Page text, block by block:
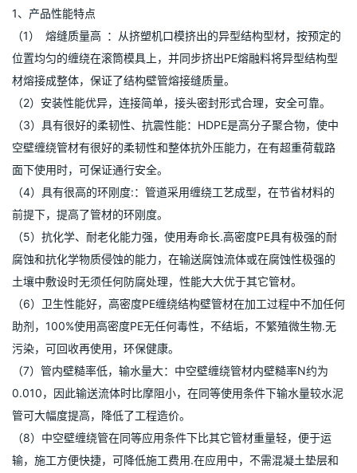
1、产品性能特点
（1） 熔缝质量高 ：从挤塑机口模挤出的异型结构型材，按预定的
位置均匀的缠绕在滚筒模具上，并同步挤出PE熔融料将异型结构型
材熔接成整体，保证了结构壁管熔接缝质量。
（2）安装性能优异，连接简单，接头密封形式合理，安全可靠。
（3）具有很好的柔韧性、抗震性能：HDPE是高分子聚合物，使中
空壁缠绕管材有很好的柔韧性和整体抗外压能力，在有超重荷载路
面下使用时，可保证通行安全。
（4）具有很高的环刚度:：管道采用缠绕工艺成型，在节省材料的
前提下，提高了管材的环刚度。
（5）抗化学、耐老化能力强，使用寿命长.高密度PE具有极强的耐
腐蚀和抗化学物质侵蚀的能力，在输送腐蚀流体或在腐蚀性极强的
土壤中敷设时无须任何防腐处理，性能大大优于其它管材。
（6）卫生性能好，高密度PE缠绕结构壁管材在加工过程中不加任何
助剂，100%使用高密度PE无任何毒性，不结垢，不繁殖微生物.无
污染，可回收再使用，环保健康。
（7）管内壁糙率低，输水量大：中空壁缠绕管材内壁糙率N约为
0.010，因此输送流体时比摩阻小，在同等使用条件下输水量较水泥
管可大幅度提高，降低了工程造价。
（8）中空壁缠绕管在同等应用条件下比其它管材重量轻，便于运
输，施工方便快捷，可降低施工费用.在应用中，不需混凝土垫层和